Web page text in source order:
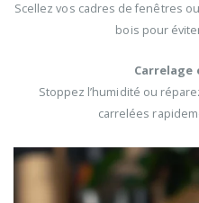
Scellez vos cadres de fenêtres
bois pour
Carrelage
Stoppez l’humidité ou
carrelées